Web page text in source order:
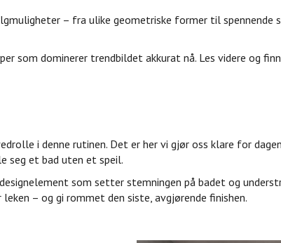
– fra ulike geometriske former til spennende
som dominerer trendbildet akkurat nå. Les videre og
i denne rutinen. Det er her vi gjør oss klare for
seg et bad uten et speil.
som setter stemningen på badet og
– og gi rommet den siste, avgjørende finishen.